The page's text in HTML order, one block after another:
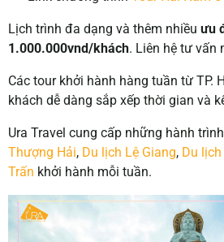
Lịch trình đa dạng và thêm nhiềuưu
1.000.000vnd/khách. Liên hệ tư vấn
Các tour khởi hành hàng tuần từ TP.
khách dễ dàng sắp xếp thời gian và
Ura Travel cung cấp những hành
Thượng Hải, Du lịch Lệ Giang, Du
Trấn khởi hành mỗi tuần.